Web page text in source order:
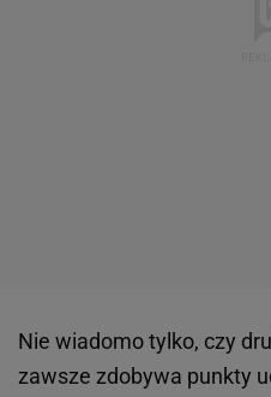
Nie wiadomo tylko, czy
zawsze zdobywa punkty